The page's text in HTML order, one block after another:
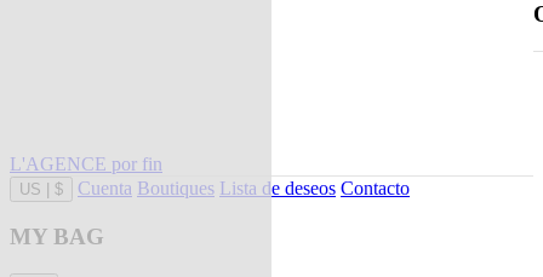
L'AGENCE por fin
US $ Cuenta Boutiques Lista de deseos Contacto
MY BAG